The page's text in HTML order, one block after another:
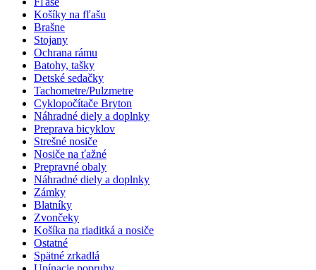
Košíky na fľašu
Brašne
Stojany
Ochrana rámu
Batohy, tašky
Detské sedačky
Tachometre/Pulzmetre
Cyklopočítače Bryton
Náhradné diely a doplnky
Preprava bicyklov
Strešné nosiče
Nosiče na ťažné
Prepravné obaly
Náhradné diely a doplnky
Zámky
Blatníky
Zvončeky
Košíka na riaditká a nosiče
Ostatné
Spätné zrkadlá